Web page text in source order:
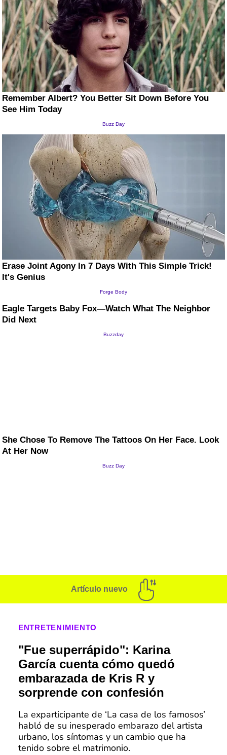
Artículo nuevo
ENTRETENIMIENTO
"Fue superrápido": Karina
García cuenta cómo quedó
embarazada de Kris R y
sorprende con confesión
La exparticipante de ‘La casa de los famosos’
habló de su inesperado embarazo del artista
urbano, los síntomas y un cambio que ha
tenido sobre el matrimonio.